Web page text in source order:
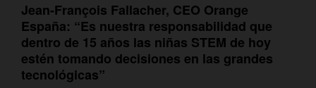
Jean-François Fallacher, CEO Orange
España: “Es nuestra responsabilidad que
dentro de 15 años las niñas STEM de hoy
estén tomando decisiones en las grandes
tecnológicas”